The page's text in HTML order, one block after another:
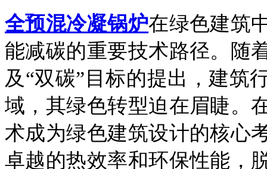
全预混冷凝锅炉在绿色建筑
能减碳的重要技术路径。随
及“双碳”目标的提出，建筑
域，其绿色转型迫在眉睫。
术成为绿色建筑设计的核心
卓越的热效率和环保性能，